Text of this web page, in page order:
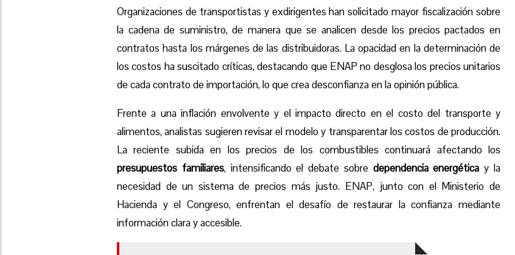
Organizaciones de transportistas y exdirigentes han solicitado mayor fiscalización sobre
la cadena de suministro, de manera que se analicen desde los precios pactados en
contratos hasta los márgenes de las distribuidoras. La opacidad en la determinación de
los costos ha suscitado críticas, destacando que ENAP no desglosa los precios unitarios
de cada contrato de importación, lo que crea desconfianza en la opinión pública.
Frente a una inflación envolvente y el impacto directo en el costo del transporte y
alimentos, analistas sugieren revisar el modelo y transparentar los costos de producción.
La reciente subida en los precios de los combustibles continuará afectando los
presupuestos familiares, intensificando el debate sobre dependencia energética y la
necesidad de un sistema de precios más justo. ENAP, junto con el Ministerio de
Hacienda y el Congreso, enfrentan el desafío de restaurar la confianza mediante
información clara y accesible.